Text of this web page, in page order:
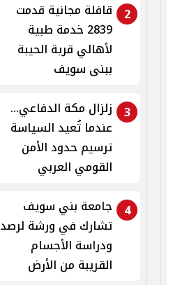
2
قافلة مجانية قدمت
2839 خدمة طبية
لأهالي قرية الحيبة
ببنى سويف
3 زلزال مكة الدفاعي...
عندما تُعيد السياسة
ترسيم حدود الأمن
القومي العربي
4
جامعة بني سويف
تشارك في ورشة لرصد
ودراسة الأجسام
القريبة من الأرض